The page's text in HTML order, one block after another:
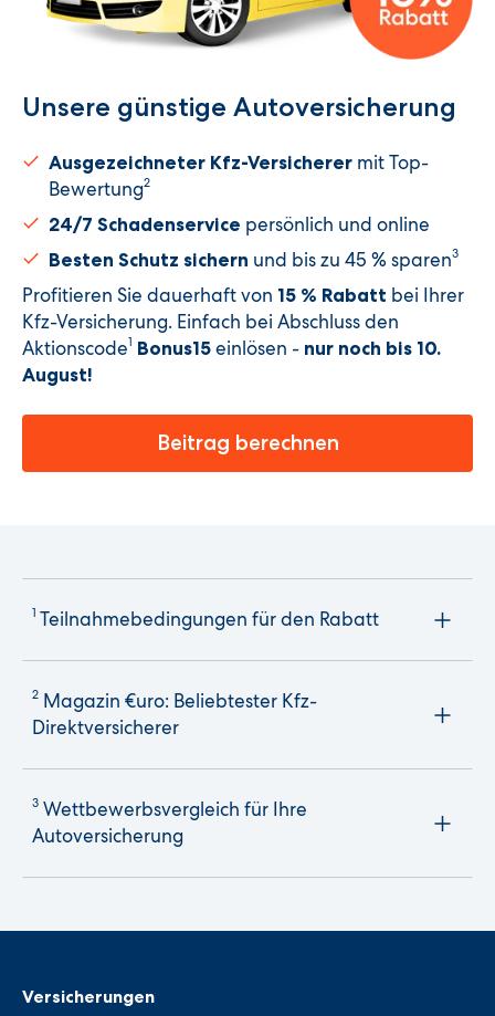
Unsere günstige Autoversicherung​
Ausgezeichneter Kfz-Versicherer mit Top-
Bewertung2
24/7 Schadenservice persönlich und online
Besten Schutz sichern und bis zu 45 % sparen3
Profitieren Sie dauerhaft von 15 % Rabatt bei Ihrer
Kfz-Versicherung. Einfach bei Abschluss den
Aktionscode1 Bonus15 einlösen - nur noch bis 10.
August!
Beitrag berechnen
1 Teilnahmebedingungen für den Rabatt
2 Magazin €uro: Beliebtester Kfz-
Direktversicherer
3 Wettbewerbsvergleich für Ihre
Autoversicherung
Versicherungen